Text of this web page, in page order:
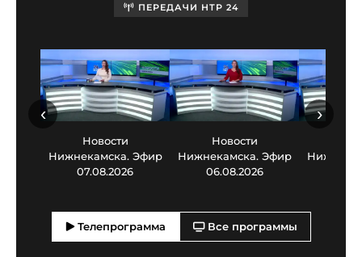
ПЕРЕДАЧИ НТР 24
Новости
Нижнекамска. Эфир
07.08.2026
Новости
Нижнекамска. Эфир
06.08.2026
‹ ›
Телепрограмма Все программы